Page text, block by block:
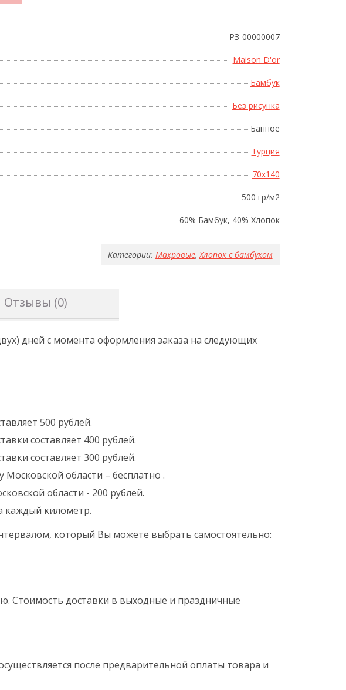
РЗ-00000007
Maison D'or
Бамбук
Без рисунка
Банное
Турция
70x140
500 гр/м2
60% Бамбук, 40% Хлопок
Категории: Махровые,Хлопок с бамбуком
Отзывы (0)
дней с момента оформления заказа на следующих
500 рублей.
составляет 400 рублей.
составляет 300 рублей.
области – бесплатно .
области - 200 рублей.
каждый километр.
который Вы можете выбрать самостоятельно:
Стоимость доставки в выходные и праздничные
после предварительной оплаты товара и